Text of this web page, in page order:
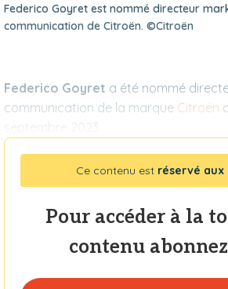
Federico Goyret est nommé directeur
communication de Citroën. ©Citroën
Federico Goyret a été nommé
communication de la marque Citroën
septembre 2023
Ce contenu est réservé aux
Pour accéder à la
contenu